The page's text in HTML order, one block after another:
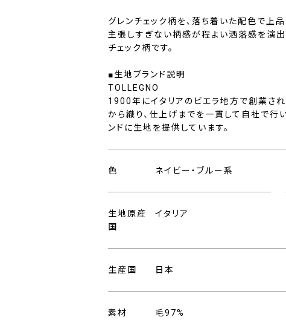
グレンチェック柄を、落ち着いた配色で上
主張しすぎない柄感が程よい洒落感を演
チェック柄です。
■生地ブランド説明
TOLLEGNO
1900年にイタリアのビエラ地方で創業さ
から織り、仕上げまでを一貫して自社で行
ンドに生地を提供しています。
色 ネイビー・ブルー系
生地原産
国
イタリア
生産国 日本
素材
毛97%